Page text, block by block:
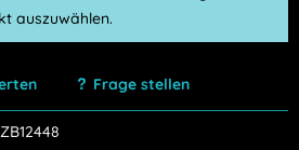
auszuwählen.
Frage stellen
ZB12448